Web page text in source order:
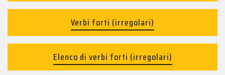
Verbi forti (irregolari)
Elenco di verbi forti (irregolari)